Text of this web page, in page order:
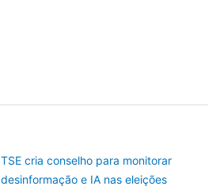
TSE cria conselho para monitorar
desinformação e IA nas eleições